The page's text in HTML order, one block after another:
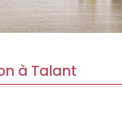
à Talant